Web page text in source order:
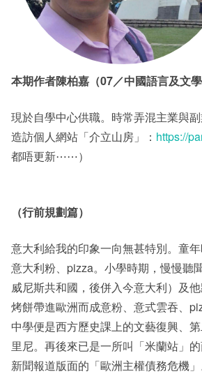
本期作者陳柏嘉（07／中國語言及文學
現於自學中心供職。時常弄混主業與
造訪個人網站「介立山房」： https://
都唔更新⋯⋯）
（行前規劃篇）
意大利給我的印象一向無甚特別。童
意大利粉、pizza。小學時期，慢慢聽
威尼斯共和國，後併入今意大利）及他
烤餅帶進歐洲而成意粉、意式雲吞、
中學便是西方歷史課上的文藝復興、
里尼。再後來已是一所叫「米蘭站」
新聞報道版面的「歐洲主權債務危機